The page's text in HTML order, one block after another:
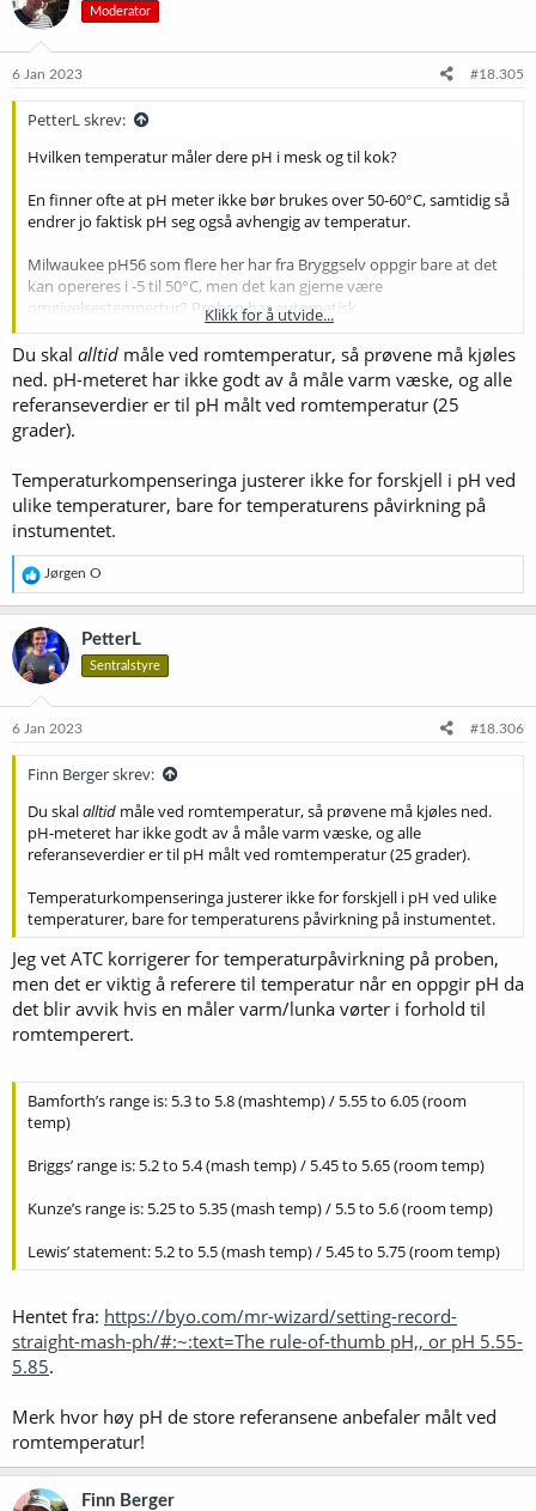
Moderator
6 Jan 2023 #18.305
PetterL skrev:
Hvilken temperatur måler dere pH i mesk og til kok?
En finner ofte at pH meter ikke bør brukes over 50-60°C, samtidig så
endrer jo faktisk pH seg også avhengig av temperatur.
Milwaukee pH56 som flere her har fra Bryggselv oppgir bare at det
kan opereres i -5 til 50°C, men det kan gjerne være
omgivelsestempertur? Proben har automatisk
temperaturkompensering opp til 60°C
pH Meter Care and Common Mistakes
Learn about common mistakes that people make with pH
blog.thermoworks.com
https://www.milwaukeeinst.com/web/files/manual/eng/ph55_56_e
ng.pdf
Klikk for å utvide...
Du skal alltid måle ved romtemperatur, så prøvene må kjøles
ned. pH-meteret har ikke godt av å måle varm væske, og alle
referanseverdier er til pH målt ved romtemperatur (25
grader).
Temperaturkompenseringa justerer ikke for forskjell i pH ved
ulike temperaturer, bare for temperaturens påvirkning på
instumentet.
R
e
a
k
s
j
o
e
Jørgen O
PetterL
Sentralstyre
6 Jan 2023 #18.306
Finn Berger skrev:
Du skalalltid måle ved romtemperatur, så prøvene må kjøles ned.
pH-meteret har ikke godt av å måle varm væske, og alle
referanseverdier er til pH målt ved romtemperatur (25 grader).
Temperaturkompenseringa justerer ikke for forskjell i pH ved ulike
temperaturer, bare for temperaturens påvirkning på instumentet.
Jeg vet ATC korrigerer for temperaturpåvirkning på proben,
men det er viktig å referere til temperatur når en oppgir pH da
det blir avvik hvis en måler varm/lunka vørter i forhold til
romtemperert.
Bamforth’s range is: 5.3 to 5.8 (mashtemp) / 5.55 to 6.05 (room
temp)
Briggs’ range is: 5.2 to 5.4 (mash temp) / 5.45 to 5.65 (room temp)
Kunze’s range is: 5.25 to 5.35 (mash temp) / 5.5 to 5.6 (room temp)
Lewis’ statement: 5.2 to 5.5 (mash temp) / 5.45 to 5.75 (room temp)
Hentet fra: https://byo.com/mr-wizard/setting-record-
straight-mash-ph/#:~:text=The rule-of-thumb pH,, or pH 5.55-
5.85.
Merk hvor høy pH de store referansene anbefaler målt ved
romtemperatur!
Finn Berger